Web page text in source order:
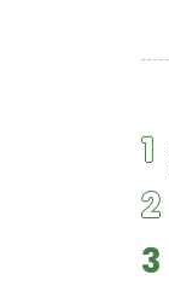
1
2
3